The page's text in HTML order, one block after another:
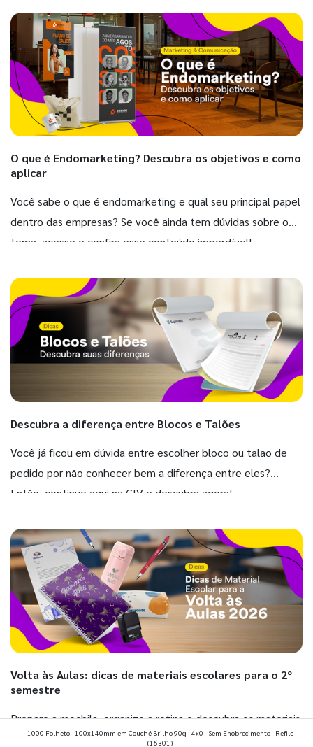
O que é Endomarketing? Descubra os objetivos e como
aplicar
Você sabe o que é endomarketing e qual seu principal papel
dentro das empresas? Se você ainda tem dúvidas sobre o
tema, acesse e confira esse conteúdo imperdível!
Descubra a diferença entre Blocos e Talões
Você já ficou em dúvida entre escolher bloco ou talão de
pedido por não conhecer bem a diferença entre eles?
Então, continue aqui na GIV e descubra agora!
Volta às Aulas: dicas de materiais escolares para o 2º
semestre
Prepare a mochila, organize a rotina e descubra os materiais
que fazem toda diferença para começar o segundo
1000 Folheto - 100x140mm em Couché Brilho 90g - 4x0 - Sem Enobrecimento - Refile
(16301)